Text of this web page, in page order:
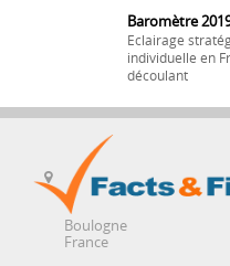
Baromètre
Eclairage
individuelle en
découlant
Boulogne
France